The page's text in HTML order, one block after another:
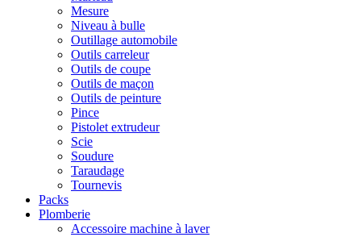
Mesure
Niveau à bulle
Outillage automobile
Outils carreleur
Outils de coupe
Outils de maçon
Outils de peinture
Pince
Pistolet extrudeur
Scie
Soudure
Taraudage
Tournevis
Packs
Plomberie
Accessoire machine à laver